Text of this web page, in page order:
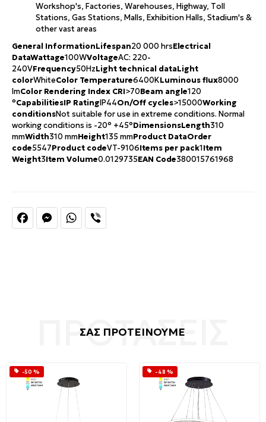
FacebookMessengerWhatsApp
Workshop's, Factories, Warehouses, Highway, Тoll
Stations, Gas Stations, Malls, Exhibition Halls, Stadium's &
other vast areas
General InformationLifespan20 000 hrsElectrical
DataWattage100WVoltageAC: 220-
240VFrequency50HzLight technical dataLight
colorWhiteColor Temperature6400KLuminous flux8000
lmColor Rendering Index CRI>70Beam angle120
°CapabilitiesIP RatingIP44On/Off cycles>15000Working
conditionsNot suitable for use in extreme conditions. Normal
working conditions is -20° +45°DimensionsLength310
mmWidth310 mmHeight135 mmProduct DataOrder
code5547Product codeVT-9106Items per pack1Item
Weight3Item Volume0.0129735EAN Code380015761968
ΣΑΣ ΠΡΟΤΕΙΝΟΥΜΕ
-50 % -48 %